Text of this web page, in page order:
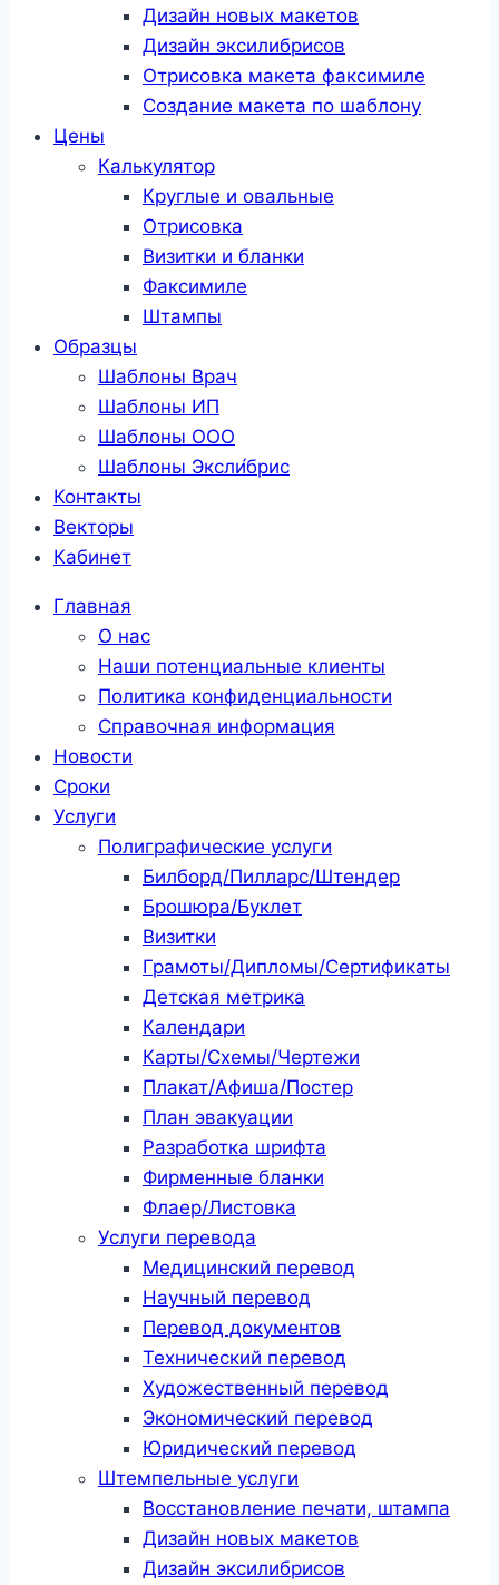
Дизайн новых макетов
Дизайн эксилибрисов
Отрисовка макета факсимиле
Создание макета по шаблону
Цены
Калькулятор
Круглые и овальные
Отрисовка
Визитки и бланки
Факсимиле
Штампы
Образцы
Шаблоны Врач
Шаблоны ИП
Шаблоны ООО
Шаблоны Эксли́брис
Контакты
Векторы
Кабинет
Главная
О нас
Наши потенциальные клиенты
Политика конфиденциальности
Справочная информация
Новости
Сроки
Услуги
Полиграфические услуги
Билборд/Пилларс/Штендер
Брошюра/Буклет
Визитки
Грамоты/Дипломы/Сертификаты
Детская метрика
Календари
Карты/Схемы/Чертежи
Плакат/Афиша/Постер
План эвакуации
Разработка шрифта
Фирменные бланки
Флаер/Листовка
Услуги перевода
Медицинский перевод
Научный перевод
Перевод документов
Технический перевод
Художественный перевод
Экономический перевод
Юридический перевод
Штемпельные услуги
Восстановление печати, штампа
Дизайн новых макетов
Дизайн эксилибрисов